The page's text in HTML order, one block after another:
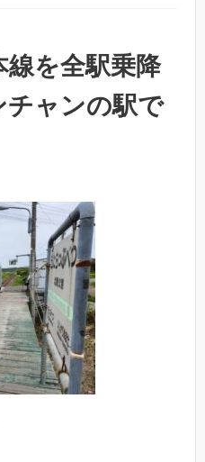
を全駅乗降
チャンの駅で